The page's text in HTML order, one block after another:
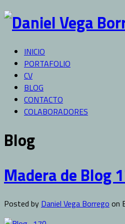
INICIO
PORTAFOLIO
CV
BLOG
CONTACTO
COLABORADORES
Blog
Madera de Blog
Posted by Daniel Vega Borrego on